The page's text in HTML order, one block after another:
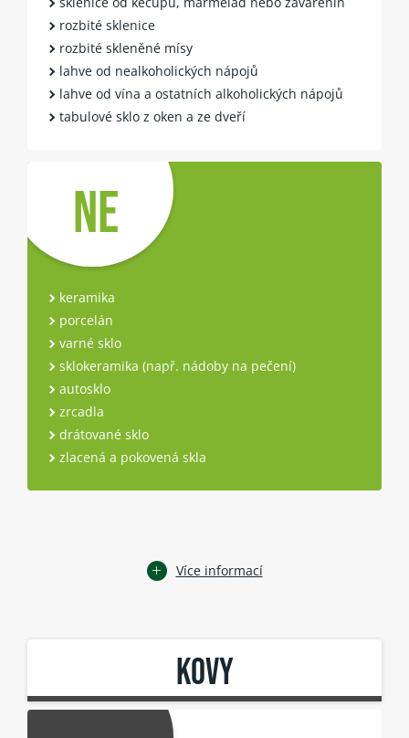
rozbité sklenice
rozbité skleněné mísy
lahve od nealkoholických nápojů
lahve od vína a ostatních alkoholických nápojů
tabulové sklo z oken a ze dveří
NE
keramika
porcelán
varné sklo
sklokeramika (např. nádoby na pečení)
autosklo
zrcadla
drátované sklo
zlacená a pokovená skla
Více informací
KOVY